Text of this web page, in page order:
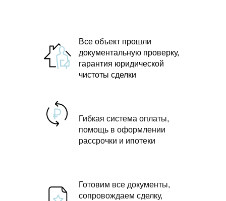
Все объект прошли
документальную проверку,
гарантия юридической
чистоты сделки
Гибкая система оплаты,
помощь в оформлении
рассрочки и ипотеки
Готовим все документы,
сопровождаем сделку,